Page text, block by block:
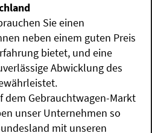
Sie einen
neben einem guten Preis
bietet, und eine
Abwicklung des
dem Gebrauchtwagen-Markt
unser Unternehmen so
mit unseren